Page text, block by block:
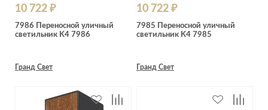
10 722 ₽
7986 Переносной уличный
светильник K4 7986
Гранд Свет
10 722 ₽
7985 Переносной уличный
светильник K4 7985
Гранд Свет